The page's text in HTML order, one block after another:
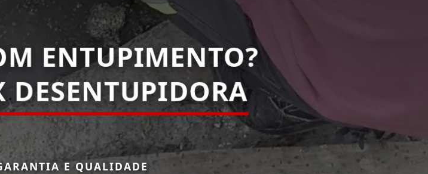
ENTUPIMENTO?
DESENTUPIDORA
E QUALIDADE